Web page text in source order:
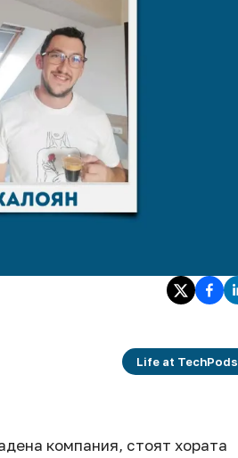
Life at TechPods
компания, стоят хората